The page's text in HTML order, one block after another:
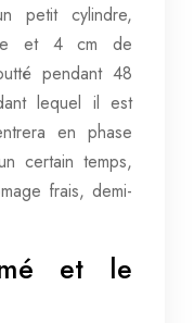
petit cylindre,
et 4 cm de
pendant 48
lequel il est
en phase
certain temps,
frais, demi-
et le